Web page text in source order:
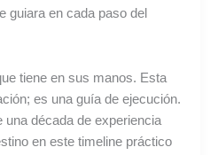
guiara en cada paso del
tiene en sus manos. Esta
es una guía de ejecución.
una década de experiencia
en este timeline práctico